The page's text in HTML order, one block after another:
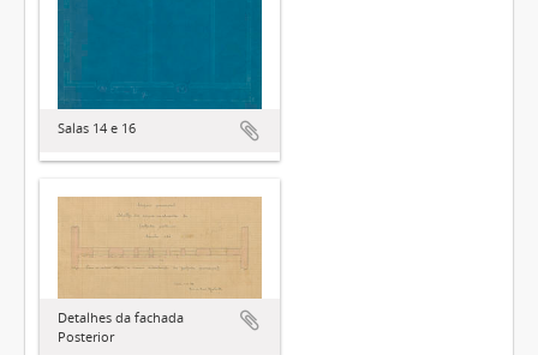
Salas 14 e 16
Detalhes da fachada
Posterior